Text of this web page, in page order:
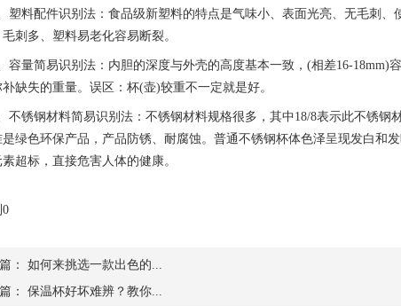
料配件识别法：食品级新塑料的特点是气味小、表面光亮、无毛刺、
刺多、塑料易老化容易断裂。
量简易识别法：内胆的深度与外壳的高度基本一致，(相差16-18mm)
缺失的重量。误区：杯(壶)较重不一定就是好。
锈钢材料简易识别法：不锈钢材料规格很多，其中18/8表示此不锈钢
绿色环保产品，产品防锈、耐腐蚀。普通不锈钢杯体色泽呈现发白和
超标，直接危害人体的健康。
0
： 如何来挑选一款出色的...
： 保温杯好坏难辨？教你...